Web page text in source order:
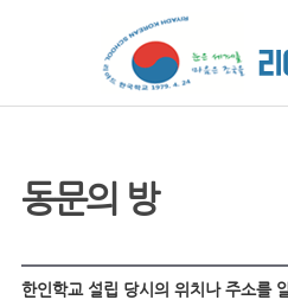
동문의 방
한인학교 설립 당시의 위치나 주소를